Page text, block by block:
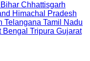
Bihar Chhattisgarh
Himachal Pradesh
Telangana Tamil Nadu
Bengal Tripura Gujarat